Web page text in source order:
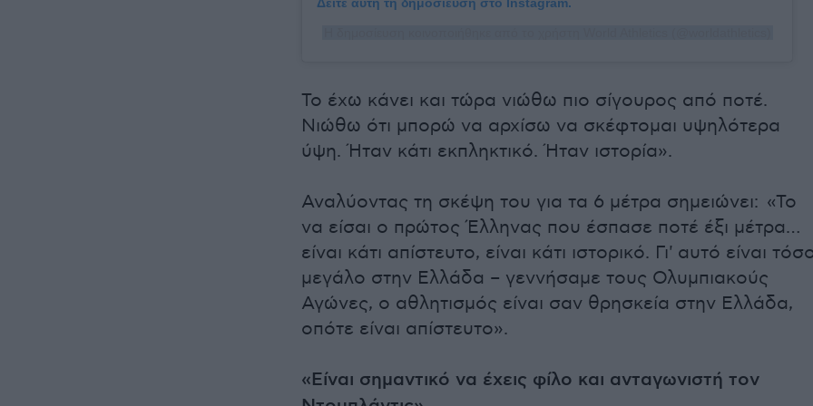
Το έχω κάνει και τώρα νιώθω πιο σίγουρος από ποτέ.
Νιώθω ότι μπορώ να αρχίσω να σκέφτομαι υψηλότερα
ύψη. Ήταν κάτι εκπληκτικό. Ήταν ιστορία».
Αναλύοντας τη σκέψη του για τα 6 μέτρα σημειώνει: «Το
να είσαι ο πρώτος Έλληνας που έσπασε ποτέ έξι μέτρα…
είναι κάτι απίστευτο, είναι κάτι ιστορικό. Γι' αυτό είναι
μεγάλο στην Ελλάδα – γεννήσαμε τους Ολυμπιακούς
Αγώνες, ο αθλητισμός είναι σαν θρησκεία στην Ελλάδα,
οπότε είναι απίστευτο».
«Είναι σημαντικό να έχεις φίλο και ανταγωνιστή τον